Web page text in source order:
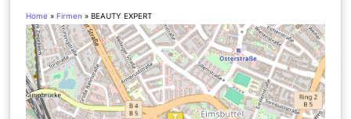
Home » Firmen »BEAUTY EXPERT